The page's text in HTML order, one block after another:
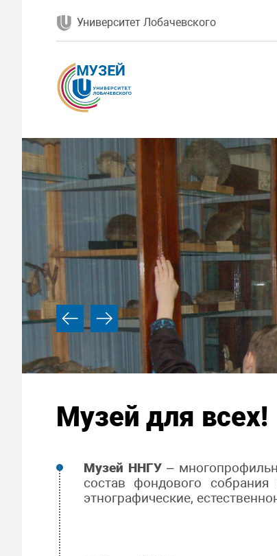
Университет Лобачевского
Музей для всех!
Музей ННГУ–
состав фондового собрания
этнографические,